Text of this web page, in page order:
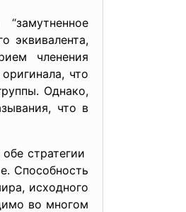
эквивалента,
членения
что
Однако,
что в
стратегии
Способность
исходного
во многом